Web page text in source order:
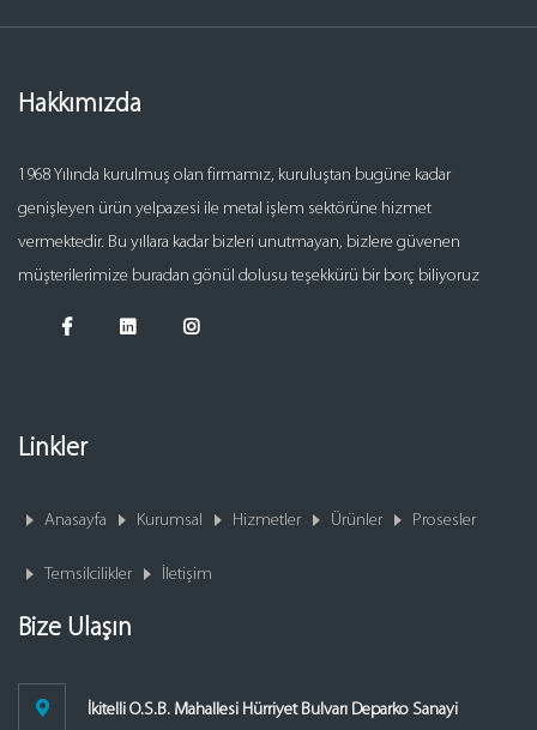
Hakkımızda
1968 Yılında kurulmuş olan firmamız, kuruluştan bugüne kadar
genişleyen ürün yelpazesi ile metal işlem sektörüne hizmet
vermektedir. Bu yıllara kadar bizleri unutmayan, bizlere güvenen
müşterilerimize buradan gönül dolusu teşekkürü bir borç biliyoruz
Linkler
Anasayfa Kurumsal Hizmetler Ürünler Prosesler
Temsilcilikler İletişim
Bize Ulaşın
İkitelli O.S.B. Mahallesi Hürriyet Bulvarı Deparko Sanayi